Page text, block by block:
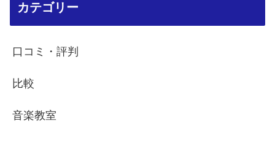
カテゴリー
口コミ・評判
比較
音楽教室